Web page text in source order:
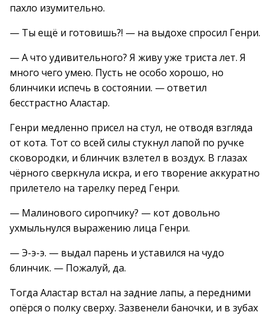
пахло изумительно.
— Ты ещё и готовишь?! — на выдохе спросил Генри.
— А что удивительного? Я живу уже триста лет. Я
много чего умею. Пусть не особо хорошо, но
блинчики испечь в состоянии. — ответил
бесстрастно Аластар.
Генри медленно присел на стул, не отводя взгляда
от кота. Тот со всей силы стукнул лапой по ручке
сковородки, и блинчик взлетел в воздух. В глазах
чёрного сверкнула искра, и его творение аккуратно
прилетело на тарелку перед Генри.
— Малинового сиропчику? — кот довольно
ухмыльнулся выражению лица Генри.
— Э-э-э. — выдал парень и уставился на чудо
блинчик. — Пожалуй, да.
Тогда Аластар встал на задние лапы, а передними
опёрся о полку сверху. Зазвенели баночки, и в зубах